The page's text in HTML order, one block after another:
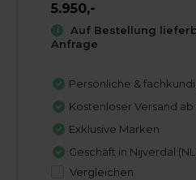
5.950,-
Auf Bestellung
Anfrage
Persönliche &
Kostenloser Versand ab
Exklusive Marken
Geschäft in Nijverdal
Vergleichen